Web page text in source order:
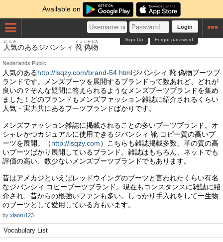
Available on
Login
Forgot password
Sign Up
人気
にんき
のあるジバンシィ 靴
くつ
偽物
にせもの
Nederlands Public
人気のあるhttp://lsqzy.com/brand-54.htmlジバンシィ 靴 偽物ブーツブ
ランドです。メンズブーツを展開するブランドって数あれど、どれが
良いの？そんな疑問に答えられるようなメンズブーツブランドを集め
ました！どのブランドもメンズファッション雑誌に紹介されるくらい
人気・実力共にあるブーツブランドばかりです。
メンズファッション雑誌に掲載されることの多いブーツブランド。オ
シャレかつカジュアルに使用できるジバンシィ 靴 コピー質の高いブ
ーツを展開。（http://lsqzy.com）こちらも雑誌掲載多数、革の質の高
いブーツばかり展開しているブランド。雑誌はもちろん、ネットでも
評価の高い、数少ないメンズブーツブランドでもあります。
昔はアメカジといえばレッドウイングのブーツと言われたくらい有名
なジバンシィ コピーブーツブランド。現在もコンスタンスに雑誌に紹
介され、昔からの根強いファンも多い。しっかり手入れをして一生物
のブーツとして愛用している方もいます。
by xiaoru123
Vocabulary List